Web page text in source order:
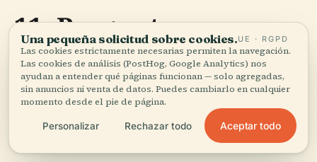
11. Preguntas
Frecuentes (FAQ)
P: ¿Cuáles son los horarios de visita actuales?R:
Generalmente, de 9:00 AM a 4:30 PM. Confirme
los horarios antes de su visita.
Una pequeña solicitud sobre cookies.UE · RGPD
Las cookies estrictamente necesarias permiten la navegación.
Las cookies de análisis (PostHog, Google Analytics) nos
ayudan a entender qué páginas funcionan — solo agregadas,
sin anuncios ni venta de datos. Puedes cambiarlo en cualquier
momento desde el pie de página.
Personalizar Rechazar todo Aceptar todo